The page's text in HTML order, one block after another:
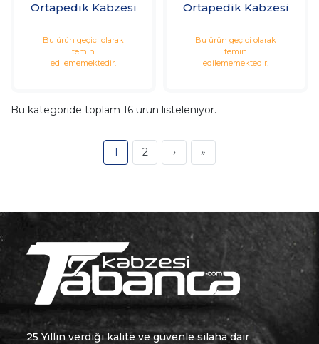
Ortapedik Kabzesi
Bu ürün geçici olarak
temin
edilememektedir.
Ortapedik Kabzesi
Bu ürün geçici olarak
temin
edilememektedir.
Bu kategoride toplam 16 ürün listeleniyor.
1 2 › »
25 Yıllın verdiği kalite ve güvenle silaha dair